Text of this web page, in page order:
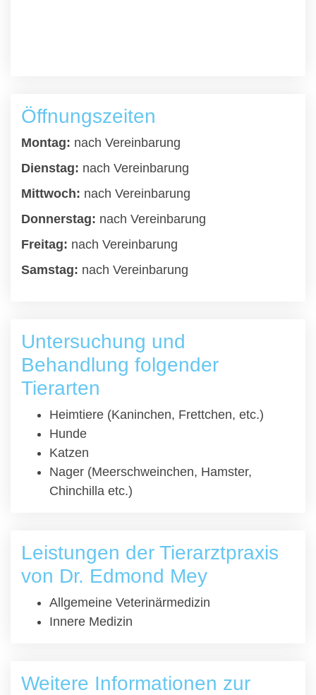
Öffnungszeiten
Montag: nach Vereinbarung
Dienstag: nach Vereinbarung
Mittwoch: nach Vereinbarung
Donnerstag: nach Vereinbarung
Freitag: nach Vereinbarung
Samstag: nach Vereinbarung
Untersuchung und
Behandlung folgender
Tierarten
Heimtiere (Kaninchen, Frettchen, etc.)
Hunde
Katzen
Nager (Meerschweinchen, Hamster,
Chinchilla etc.)
Leistungen der Tierarztpraxis
von Dr. Edmond Mey
Allgemeine Veterinärmedizin
Innere Medizin
Weitere Informationen zur